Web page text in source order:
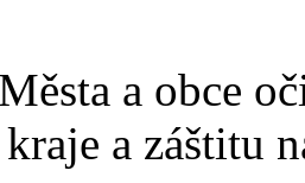
a obce
a záštitu